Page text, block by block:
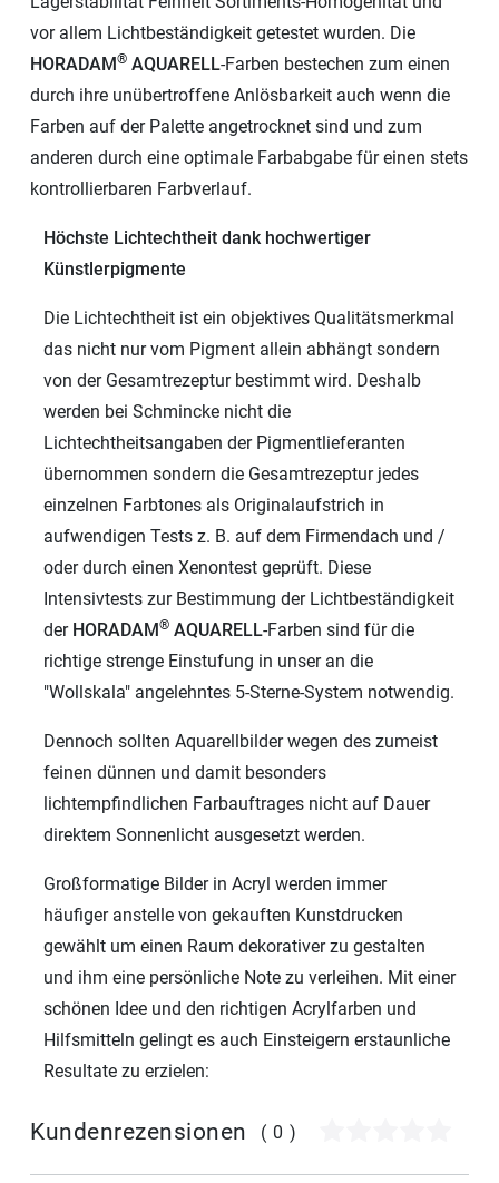
vor allem Lichtbeständigkeit getestet wurden. Die
HORADAM® AQUARELL-Farben bestechen zum einen
durch ihre unübertroffene Anlösbarkeit auch wenn die
Farben auf der Palette angetrocknet sind und zum
anderen durch eine optimale Farbabgabe für einen stets
kontrollierbaren Farbverlauf.
Höchste Lichtechtheit dank hochwertiger
Künstlerpigmente
Die Lichtechtheit ist ein objektives Qualitätsmerkmal
das nicht nur vom Pigment allein abhängt sondern
von der Gesamtrezeptur bestimmt wird. Deshalb
werden bei Schmincke nicht die
Lichtechtheitsangaben der Pigmentlieferanten
übernommen sondern die Gesamtrezeptur jedes
einzelnen Farbtones als Originalaufstrich in
aufwendigen Tests z. B. auf dem Firmendach und /
oder durch einen Xenontest geprüft. Diese
Intensivtests zur Bestimmung der Lichtbeständigkeit
der HORADAM® AQUARELL-Farben sind für die
richtige strenge Einstufung in unser an die
"Wollskala" angelehntes 5-Sterne-System notwendig.
Dennoch sollten Aquarellbilder wegen des zumeist
feinen dünnen und damit besonders
lichtempfindlichen Farbauftrages nicht auf Dauer
direktem Sonnenlicht ausgesetzt werden.
Großformatige Bilder in Acryl werden immer
häufiger anstelle von gekauften Kunstdrucken
gewählt um einen Raum dekorativer zu gestalten
und ihm eine persönliche Note zu verleihen. Mit einer
schönen Idee und den richtigen Acrylfarben und
Hilfsmitteln gelingt es auch Einsteigern erstaunliche
Resultate zu erzielen:
Kundenrezensionen (0)